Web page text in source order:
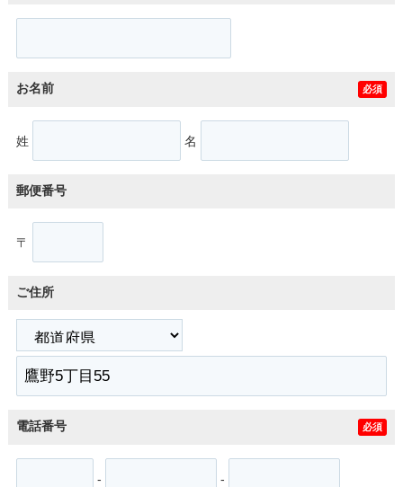
お名前 必須
姓 名
郵便番号
〒
ご住所
電話番号 必須
- -